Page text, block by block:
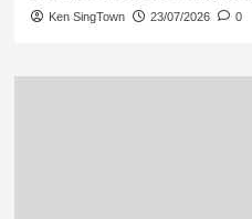
Ken SingTown 23/07/2026 0